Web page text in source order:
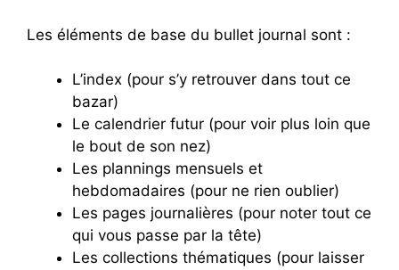
Les éléments de base du bullet journal sont :
L’index (pour s’y retrouver dans tout ce
bazar)
Le calendrier futur (pour voir plus loin que
le bout de son nez)
Les plannings mensuels et
hebdomadaires (pour ne rien oublier)
Les pages journalières (pour noter tout ce
qui vous passe par la tête)
Les collections thématiques (pour laisser